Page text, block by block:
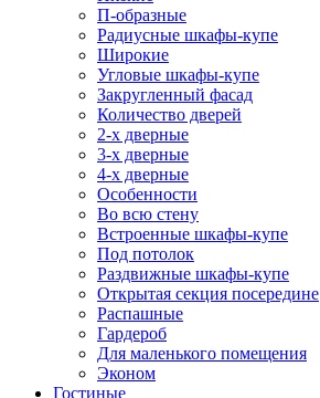
П-образные
Радиусные шкафы-купе
Широкие
Угловые шкафы-купе
Закругленный фасад
Количество дверей
2-х дверные
3-х дверные
4-х дверные
Особенности
Во всю стену
Встроенные шкафы-купе
Под потолок
Раздвижные шкафы-купе
Открытая секция посередине
Распашные
Гардероб
Для маленького помещения
Эконом
Гостиные